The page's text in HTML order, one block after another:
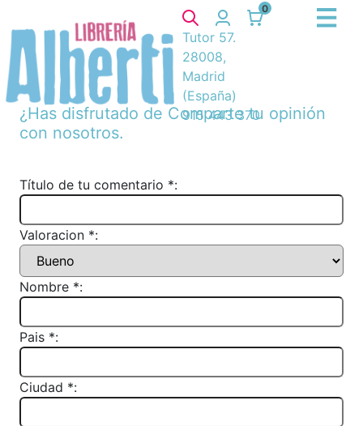
0
Tutor 57.
28008,
Madrid
(España)
915 443 370
¿Has disfrutado de Comparte tu opinión
con nosotros.
Título de tu comentario *:
Valoracion *:
Nombre *:
Pais *:
Ciudad *: